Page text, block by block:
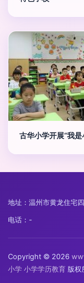
古华小学开展“我
地址：温州市黄龙住宅
电话：-
Copyright © 2026
小学 小学学历教育 版权